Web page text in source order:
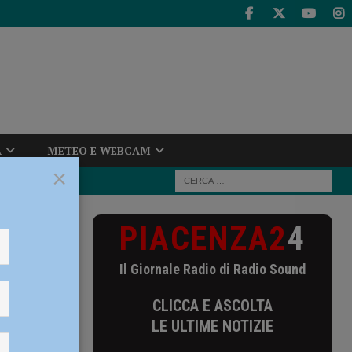
METEO E WEBCAM
PIACENZA24
Il Giornale Radio di Radio Sound
CLICCA E ASCOLTA
LE ULTIME NOTIZIE
×